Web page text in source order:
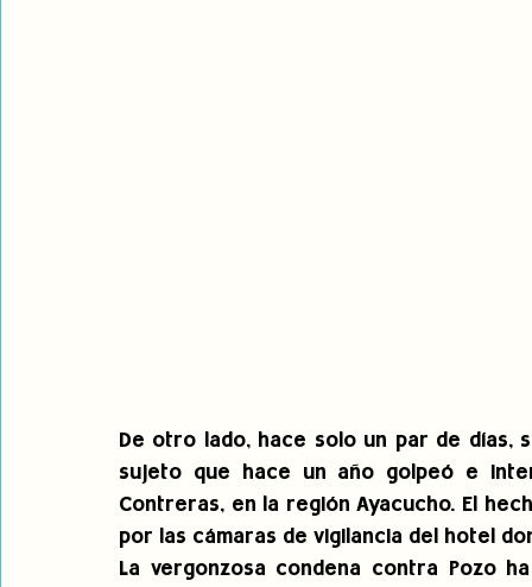
De otro lado, hace solo un par de días,
sujeto que hace un año golpeó e
Contreras, en la región Ayacucho. El
por las cámaras de vigilancia del hotel
La vergonzosa condena contra Pozo